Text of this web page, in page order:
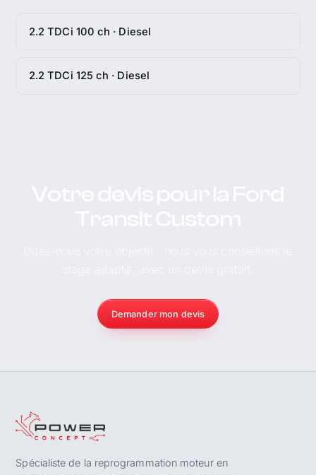
2.2 TDCi 100 ch · Diesel
2.2 TDCi 125 ch · Diesel
Demander mon devis
Spécialiste de la reprogrammation moteur en